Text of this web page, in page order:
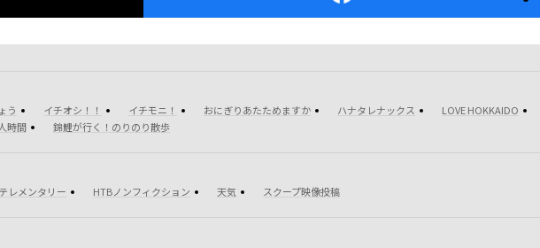
う イチオシ！！ イチモニ！ おにぎりあたためますか ハナタレナックス
LOVE HOKKAIDO
時間 錦鯉が行く！のりのり散歩
テレメンタリー HTBノンフィクション 天気 スクープ映像投稿